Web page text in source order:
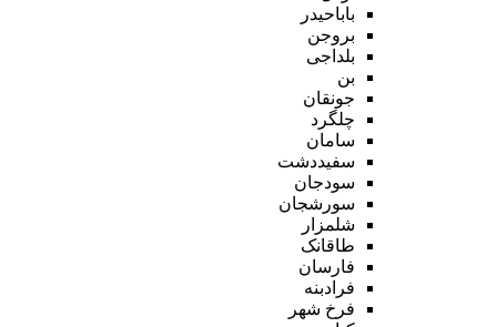
باباحیدر
بروجن
بلداجی
بن
جونقان
چلگرد
سامان
سفیددشت
سودجان
سورشجان
شلمزار
طاقانک
فارسان
فرادبنه
فرخ شهر